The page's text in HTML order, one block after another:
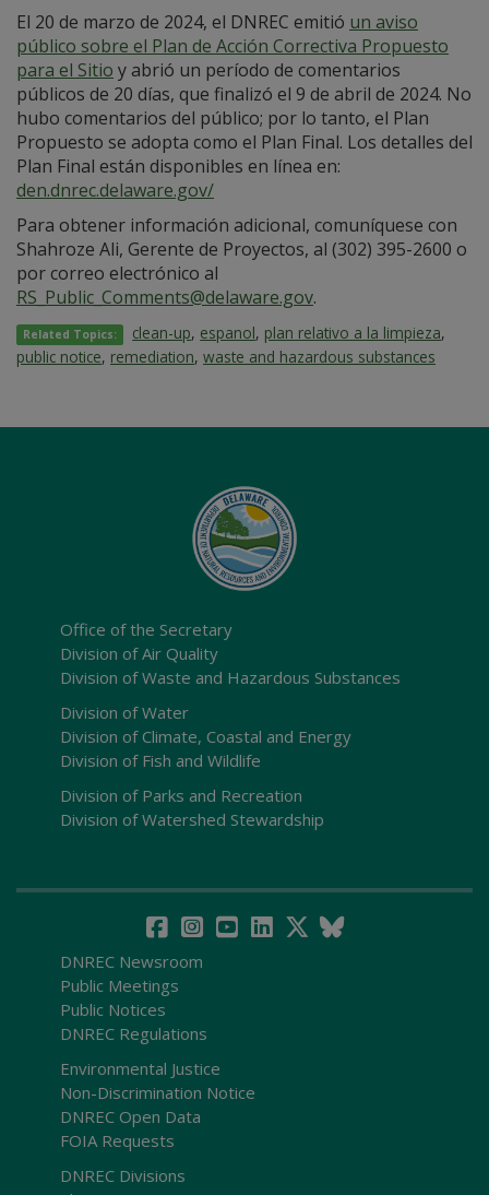
El 20 de marzo de 2024, el DNREC emitió un aviso
público sobre el Plan de Acción Correctiva Propuesto
para el Sitio y abrió un período de comentarios
públicos de 20 días, que finalizó el 9 de abril de 2024. No
hubo comentarios del público; por lo tanto, el Plan
Propuesto se adopta como el Plan Final. Los detalles del
Plan Final están disponibles en línea en:
den.dnrec.delaware.gov/
Para obtener información adicional, comuníquese con
Shahroze Ali, Gerente de Proyectos, al (302) 395-2600 o
por correo electrónico al
RS_Public_Comments@delaware.gov.
Related Topics: clean-up, espanol, plan relativo a la limpieza,
public notice, remediation, waste and hazardous substances
Office of the Secretary
Division of Air Quality
Division of Waste and Hazardous Substances
Division of Water
Division of Climate, Coastal and Energy
Division of Fish and Wildlife
Division of Parks and Recreation
Division of Watershed Stewardship
DNREC Newsroom
Public Meetings
Public Notices
DNREC Regulations
Environmental Justice
Non-Discrimination Notice
DNREC Open Data
FOIA Requests
DNREC Divisions